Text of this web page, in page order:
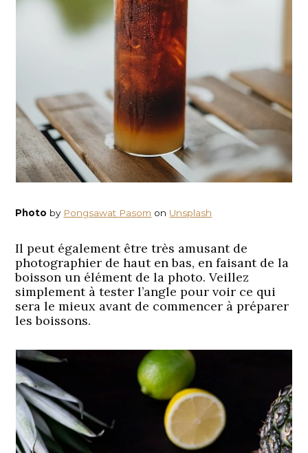
Photo by Pongsawat Pasom on Unsplash
Il peut également être très amusant de
photographier de haut en bas, en faisant de la
boisson un élément de la photo. Veillez
simplement à tester l’angle pour voir ce qui
sera le mieux avant de commencer à préparer
les boissons.